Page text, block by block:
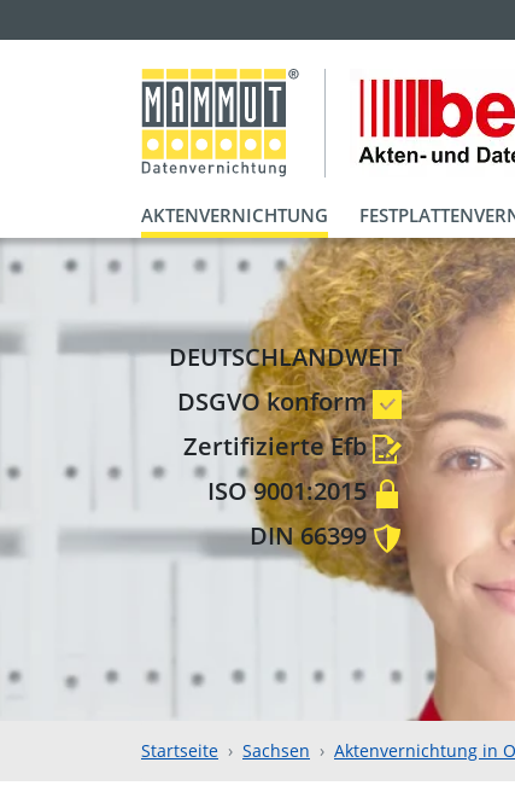
AKTENVERNICHTUNG
DEUTSCHLANDWEIT
DSGVO konform
Zertifizierte Efb
ISO 9001:2015
DIN 66399
Startseite Sachsen Aktenvernichtung in